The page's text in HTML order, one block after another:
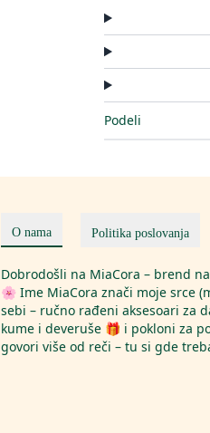
Podeli
O nama Politika poslovanja
Dobrodošli na MiaCora – brend
🌸 Ime MiaCora znači moje srce
sebi – ručno rađeni aksesoari za
kume i deveruše 🎁 i pokloni za
govori više od reči – tu si gde